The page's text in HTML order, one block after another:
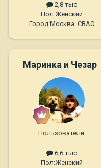
2,8 тыс
Пол:Женский
Город:Москва. СВАО
Маринка и Чезар
Пользователи.
6,6 тыс
Пол:Женский